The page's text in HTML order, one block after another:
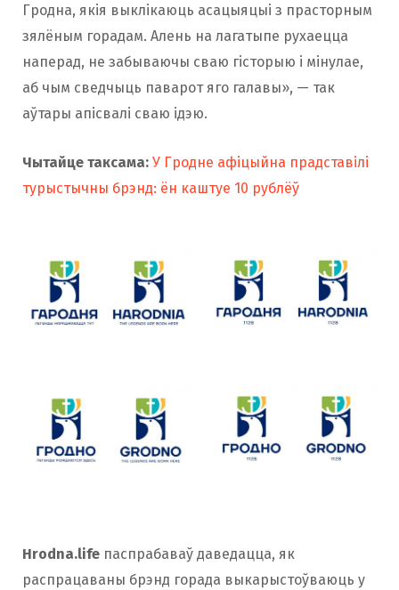
Гродна, якія выклікаюць асацыяцыі з прасторным
зялёным горадам. Алень на лагатыпе рухаецца
наперад, не забываючы сваю гісторыю і мінулае,
аб чым сведчыць паварот яго галавы», — так
аўтары апісвалі сваю ідэю.
Чытайце таксама: У Гродне афіцыйна прадставілі
турыстычны брэнд: ён каштуе 10 рублёў
Hrodna.life паспрабаваў даведацца, як
распрацаваны брэнд горада выкарыстоўваюць у